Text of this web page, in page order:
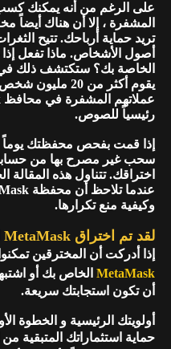
على الرغم من أنه يمكنك
المشفرة ، إلا أن هناك أيضاً
تريد حماية أرباحك. تتيح
الخاصة بك؟ ستكتشف ذلك في
يقوم أكثر من 20
رئيسياً للصوص.
إذا قمت بفحص محفظتك يوماً
سحب غير مصرح بها من
اختراقك. تتناول هذه
وكيفية منع تكرارها.
لقد تم اختراق MetaMask الخاص بي للتو
إذا أدركت أن المخترقين
MetaMask الخاص بك أو
أن تكون استجابتك سريعة.
أولويتك الرئيسية و الخطوة
حماية استثماراتك المتبقية